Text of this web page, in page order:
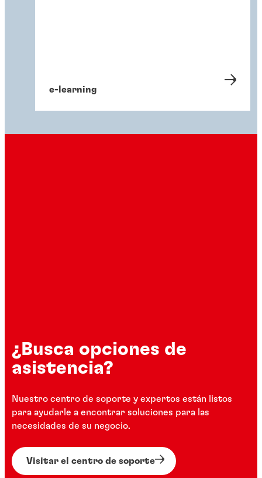
e-learning
¿Busca opciones de
asistencia?
Nuestro centro de soporte y expertos están listos
para ayudarle a encontrar soluciones para las
necesidades de su negocio.
Visitar el centro de soporte